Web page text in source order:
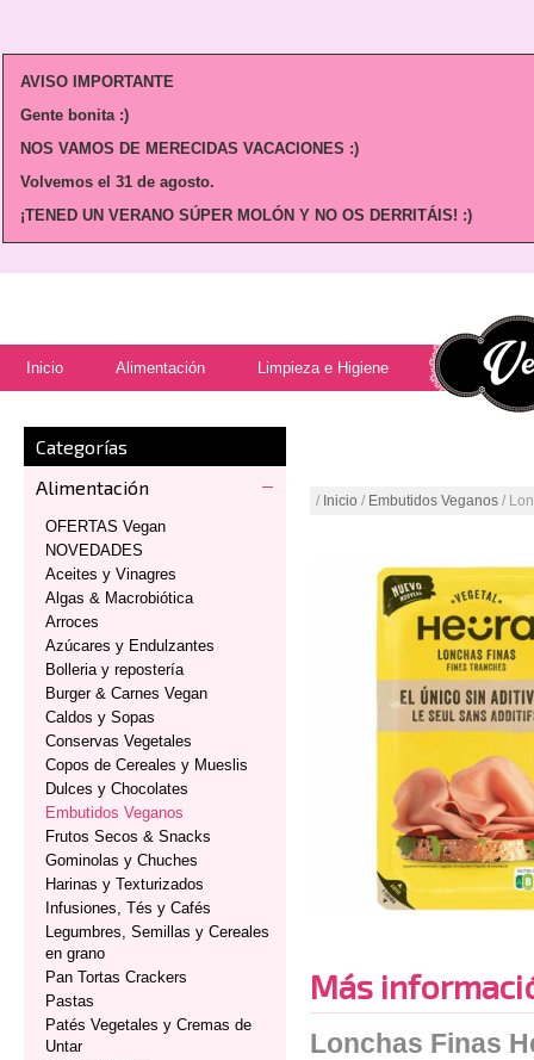
AVISO IMPORTANTE
Gente bonita :)
NOS VAMOS DE MERECIDAS VACACIONES :)
Volvemos el 31 de agosto.
¡TENED UN VERANO SÚPER MOLÓN Y NO OS DERRITÁIS! :)
Inicio Alimentación Limpieza e Higiene
Categorías
Alimentación
OFERTAS Vegan
NOVEDADES
Aceites y Vinagres
Algas & Macrobiótica
Arroces
Azúcares y Endulzantes
Bolleria y repostería
Burger & Carnes Vegan
Caldos y Sopas
Conservas Vegetales
Copos de Cereales y Mueslis
Dulces y Chocolates
Embutidos Veganos
Frutos Secos & Snacks
Gominolas y Chuches
Harinas y Texturizados
Infusiones, Tés y Cafés
Legumbres, Semillas y Cereales
en grano
Pan Tortas Crackers
Pastas
Patés Vegetales y Cremas de
Untar
/ Inicio / Embutidos Veganos /
Más
Lonchas Finas